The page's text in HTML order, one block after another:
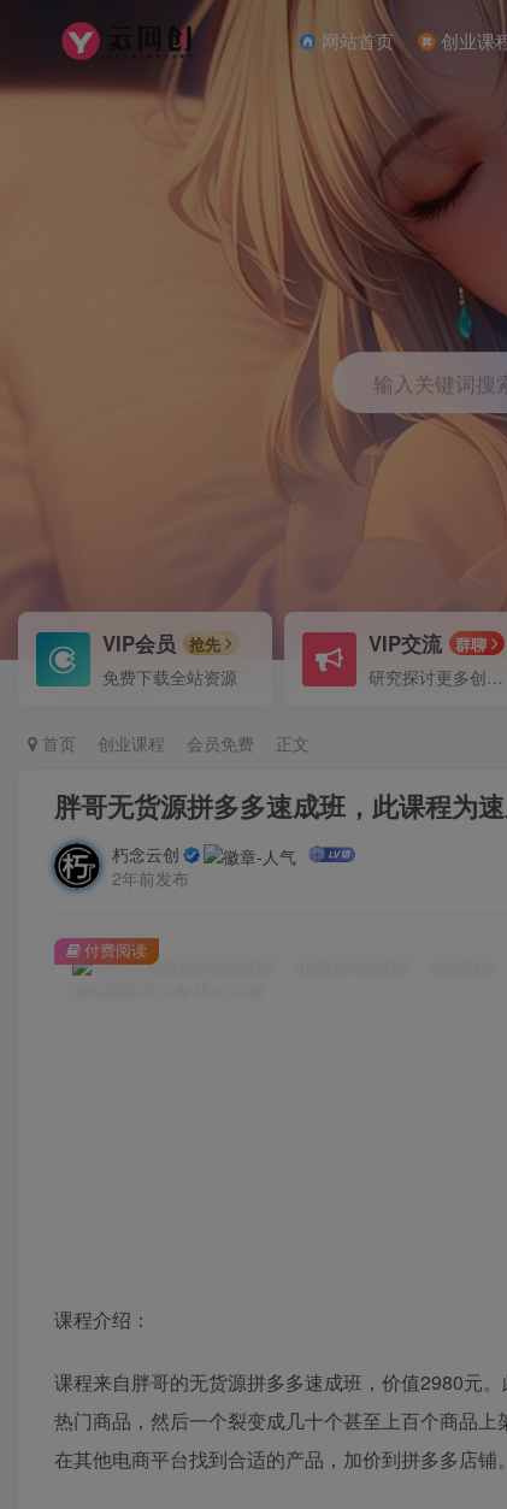
网站首页 创业课
输入关键词搜
VIP会员 抢先
免费下载全站资源
VIP交流 群聊
研究探讨更多创业项目路子。
首页 创业课程 会员免费 正文
胖哥无货源拼多多速成班，此课程为
朽念云创
2年前发布
付费阅读
课程介绍：
课程来自胖哥的无货源拼多多速成班，价值2980元
热门商品，然后一个裂变成几十个甚至上百个商品
在其他电商平台找到合适的产品，加价到拼多多店铺